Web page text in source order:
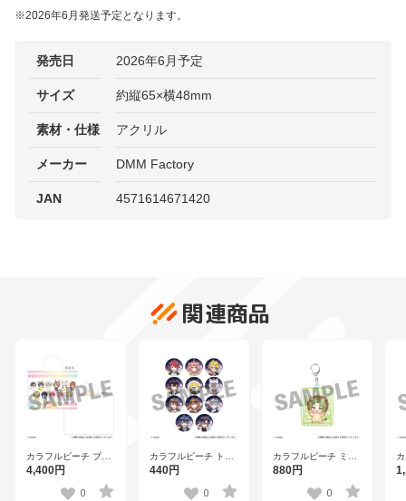
※2026年6月発送予定となります。
発売日 2026年6月予定
サイズ 約縦65×横48mm
素材・仕様 アクリル
メーカー DMM Factory
JAN 4571614671420
関連商品
カラフルピーチ ブラ
ンケット 【TO
4,400円
0
カラフルピーチ トレ
ーディング缶バッジ
440円
0
カラフルピーチ ミニ
キャラアクリルキー
【TO 2511】
880円
0